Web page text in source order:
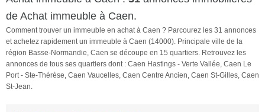
une agréable maison de ville
ou conservé en deux
logements distincts dans le
cadre d'un investissement
de Achat immeuble à Caen.
Comment trouver un immeuble en achat à Caen ? Parcourez les 31 annonces
et achetez rapidement un immeuble à Caen (14000). Principale ville de la
région Basse-Normandie, Caen se découpe en 15 quartiers. Retrouvez les
annonces de tous ses quartiers dont : Caen Hastings - Verte Vallée, Caen Le
Port - Ste-Thérèse, Caen Vaucelles, Caen Centre Ancien, Caen St-Gilles, Caen
St-Jean.